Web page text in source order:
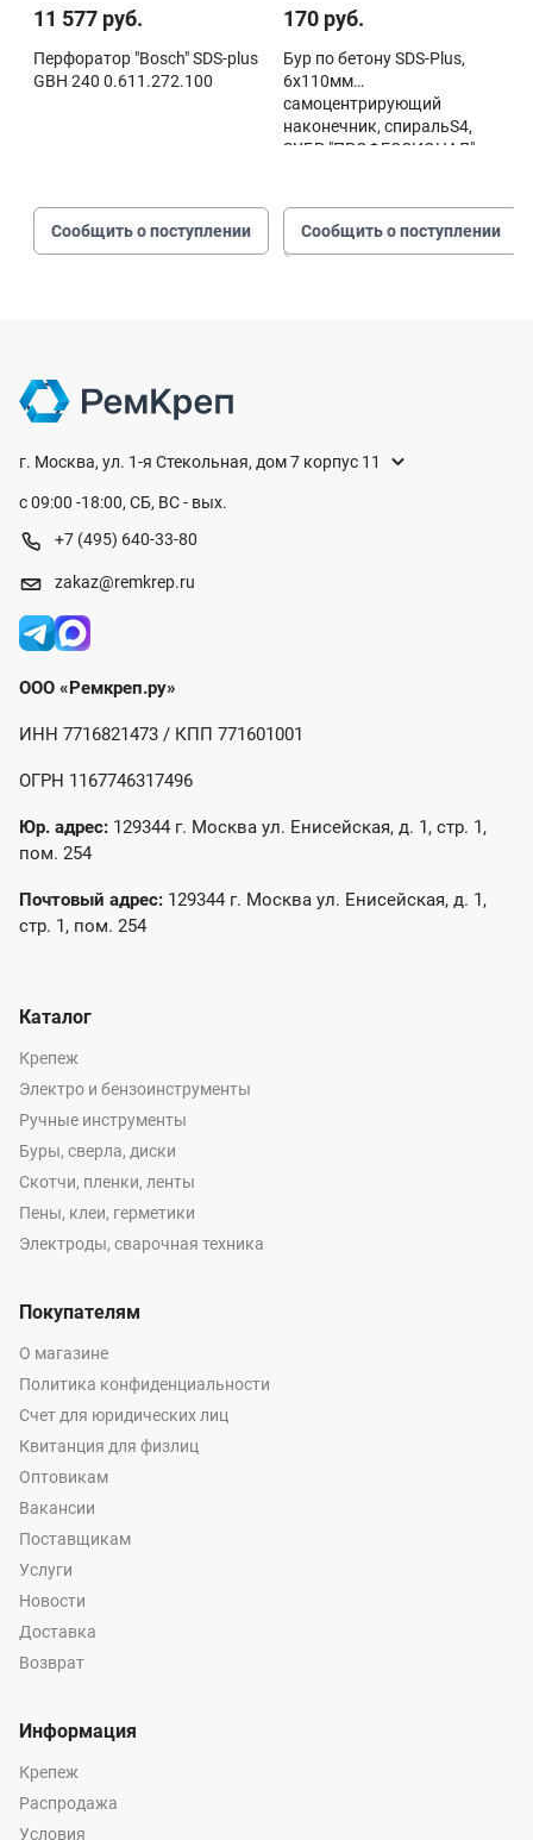
11 577 руб.
Перфоратор "Bosch" SDS-plus
GBH 240 0.611.272.100
Сообщить о поступлении
170 руб.
Бур по бетону SDS-Plus,
6х110мм
самоцентрирующий
наконечник, спиральS4,
ЗУБР "ПРОФЕССИОНАЛ"
Сообщить о поступлении
г. Москва, ул. 1-я Стекольная, дом 7 корпус 11
с 09:00 -18:00, СБ, ВС - вых.
+7 (495) 640-33-80
zakaz@remkrep.ru
ООО «Ремкреп.ру»
ИНН 7716821473 / КПП 771601001
ОГРН 1167746317496
Юр. адрес: 129344 г. Москва ул. Енисейская, д. 1, стр. 1,
пом. 254
Почтовый адрес: 129344 г. Москва ул. Енисейская, д. 1,
стр. 1, пом. 254
Каталог
Крепеж
Электро и бензоинструменты
Ручные инструменты
Буры, сверла, диски
Скотчи, пленки, ленты
Пены, клеи, герметики
Электроды, сварочная техника
Покупателям
О магазине
Политика конфиденциальности
Счет для юридических лиц
Квитанция для физлиц
Оптовикам
Вакансии
Поставщикам
Услуги
Новости
Доставка
Возврат
Информация
Крепеж
Распродажа
Условия